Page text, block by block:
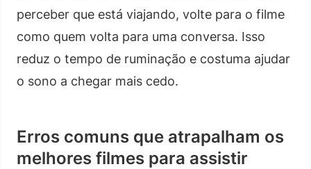
perceber que está viajando, volte para o filme
como quem volta para uma conversa. Isso
reduz o tempo de ruminação e costuma ajudar
o sono a chegar mais cedo.
Erros comuns que atrapalham os
melhores filmes para assistir